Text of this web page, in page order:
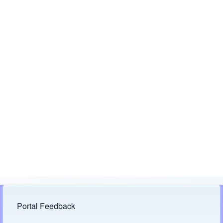
Footer menu
Portal Feedback